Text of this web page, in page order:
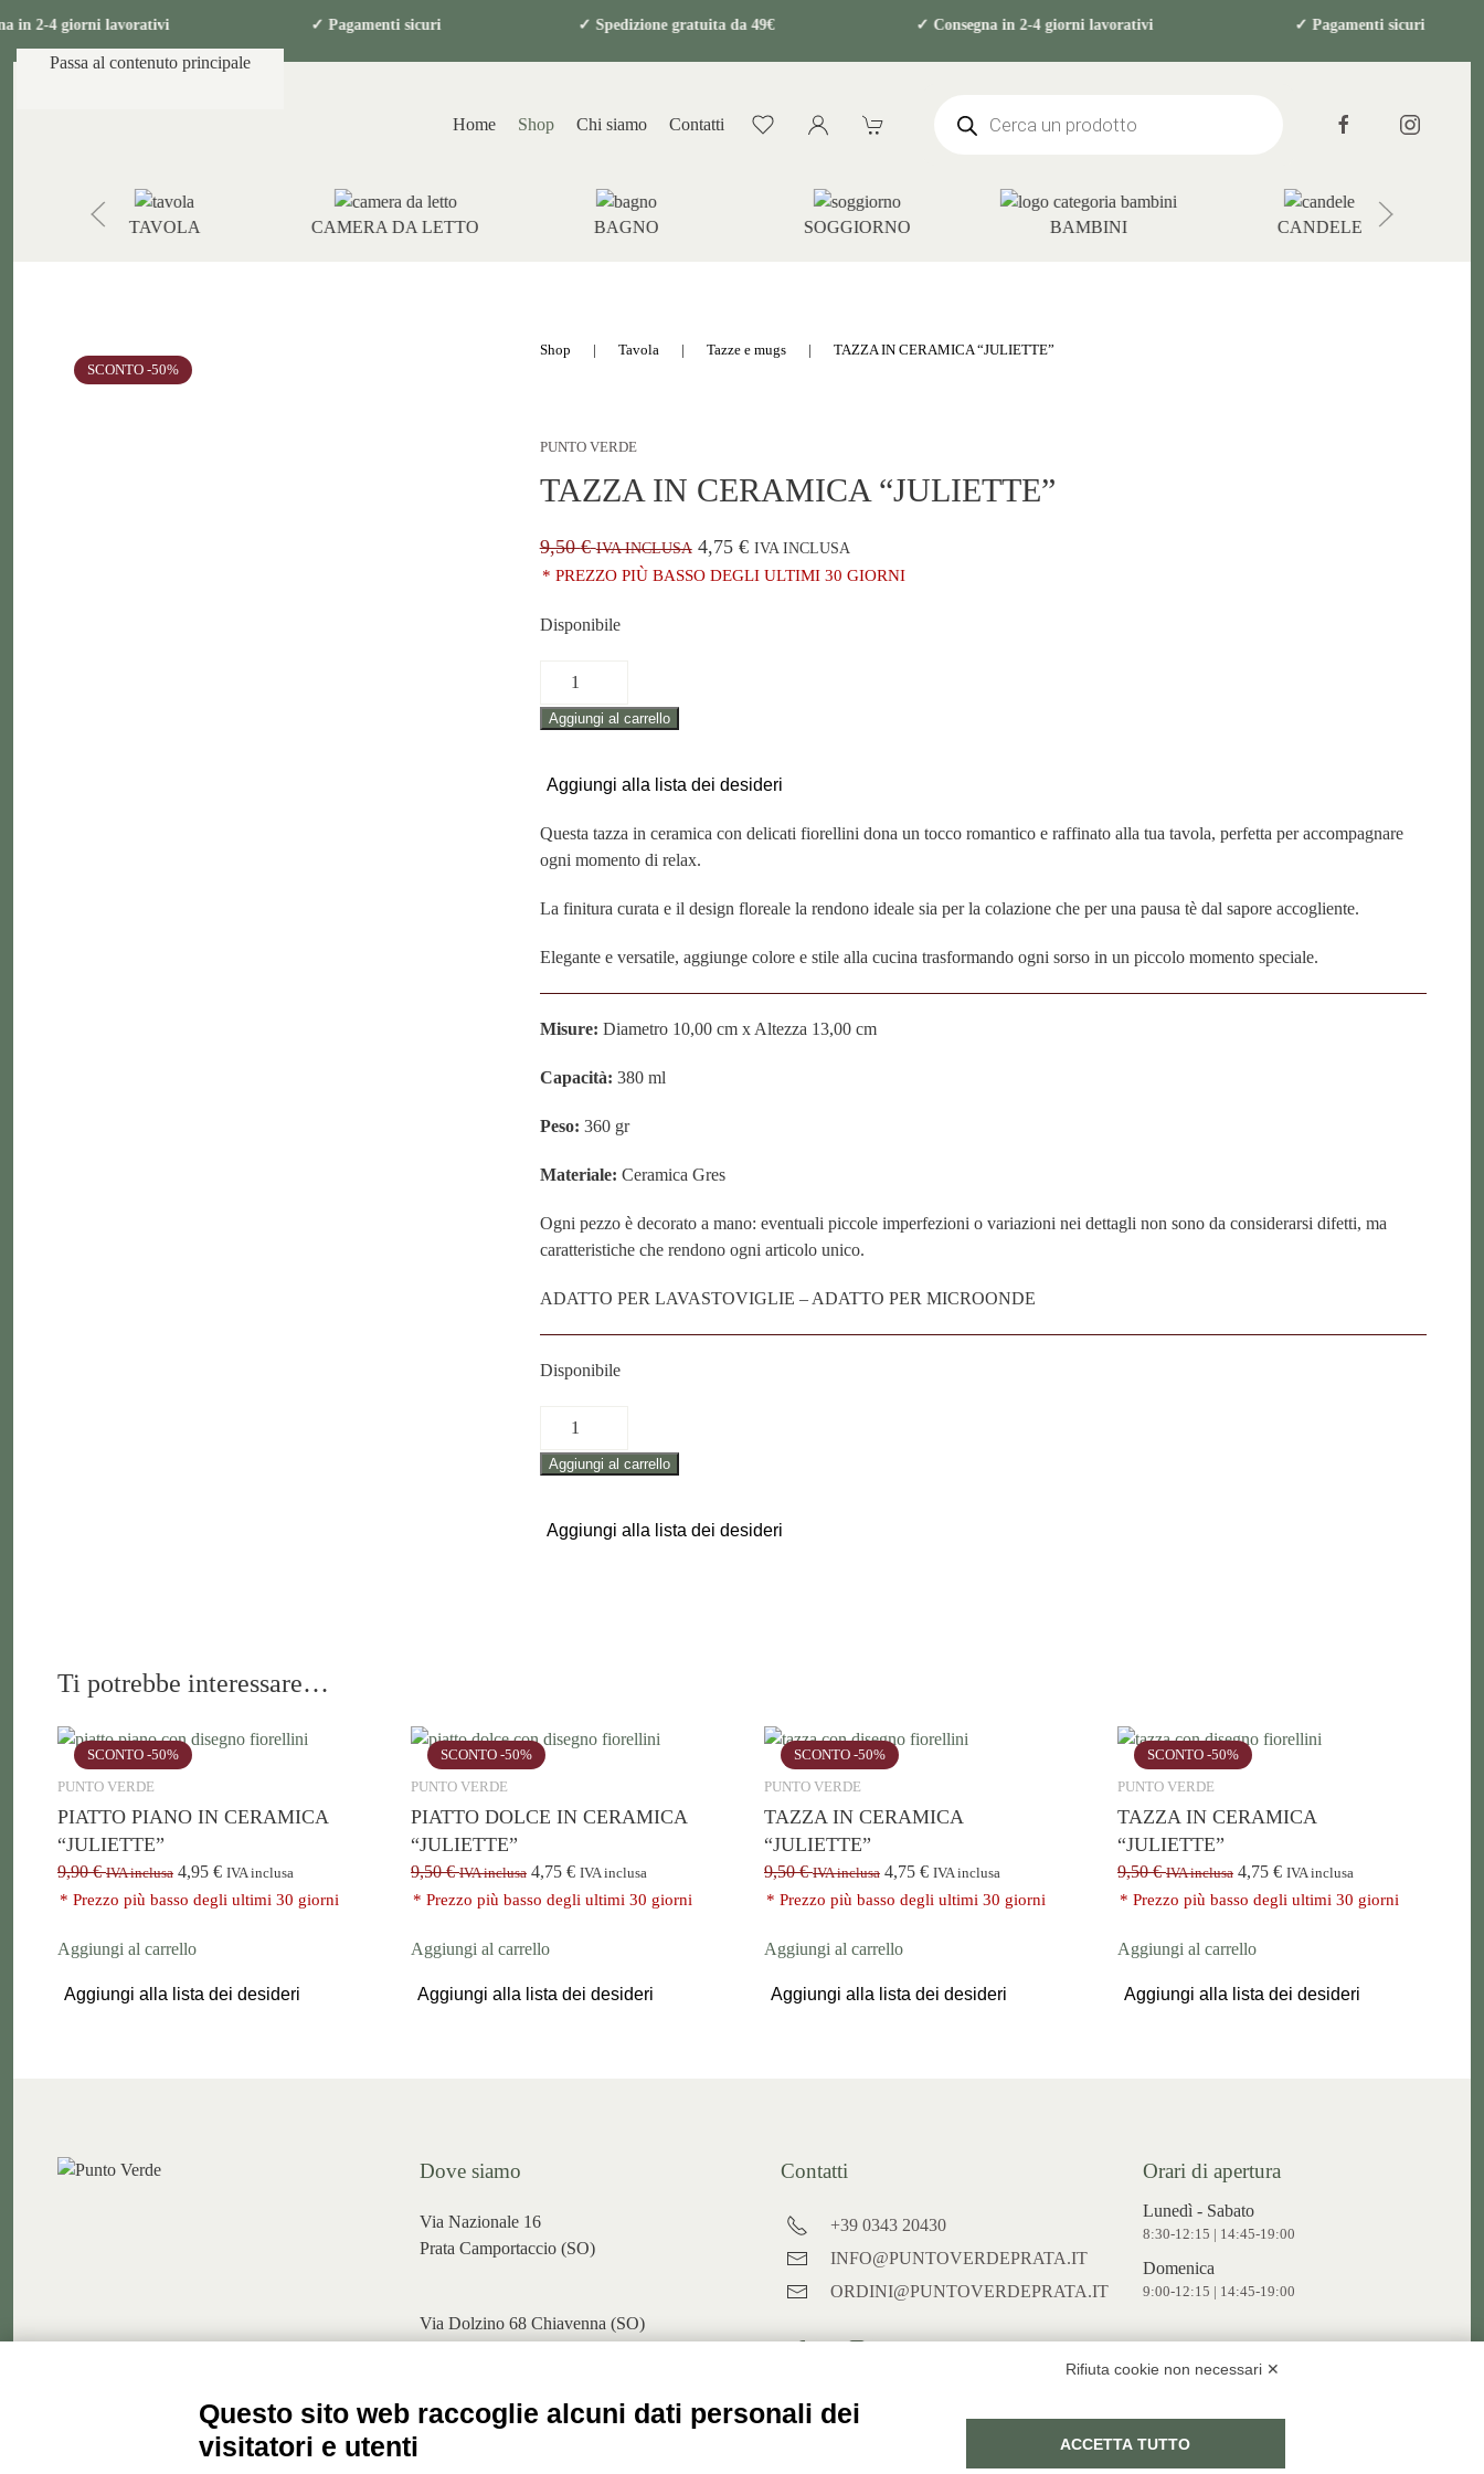
in 2-4 giorni lavorativi ✓ Pagamenti sicuri ✓ Spedizione gratuita da 49€ ✓ Consegna in 2-4 giorni lavorativi ✓ Pagamenti
Passa al contenuto principale
Home Shop Chi siamo Contatti
search
TAVOLA CAMERA DA LETTO BAGNO SOGGIORNO BAMBINI CANDELE
SCONTO -50%
Shop Tavola Tazze e mugs TAZZA IN CERAMICA “JULIETTE”
PUNTO VERDE
TAZZA IN CERAMICA “JULIETTE”
9,50€ IVA INCLUSA 4,75 € IVA INCLUSA
* PREZZO PIÙ BASSO DEGLI ULTIMI 30 GIORNI
Disponibile
TAZZA
CERAMICA
quantità
Aggiungi al carrello
Aggiungi alla lista dei desideri
Questa tazza in ceramica con delicati fiorellini dona un tocco romantico e raffinato alla tua tavola, perfetta per accompagnare
ogni momento di relax.
La finitura curata e il design floreale la rendono ideale sia per la colazione che per una pausa tè dal sapore accogliente.
Elegante e versatile, aggiunge colore e stile alla cucina trasformando ogni sorso in un piccolo momento speciale.
Misure: Diametro 10,00 cm x Altezza 13,00 cm
Capacità: 380 ml
Peso: 360 gr
Materiale: Ceramica Gres
Ogni pezzo è decorato a mano: eventuali piccole imperfezioni o variazioni nei dettagli non sono da considerarsi difetti, ma
caratteristiche che rendono ogni articolo unico.
ADATTO PER LAVASTOVIGLIE – ADATTO PER MICROONDE
Disponibile
TAZZA
CERAMICA
quantità
Aggiungi al carrello
Aggiungi alla lista dei desideri
Ti potrebbe interessare…
SCONTO -50%
PUNTO VERDE
PIATTO PIANO IN CERAMICA
“JULIETTE”
9,90€ IVA inclusa 4,95 € IVA inclusa
* Prezzo più basso degli ultimi 30 giorni
Aggiungi al carrello
Aggiungi alla lista dei desideri
SCONTO -50%
PUNTO VERDE
PIATTO DOLCE IN CERAMICA
“JULIETTE”
9,50€ IVA inclusa 4,75 € IVA inclusa
* Prezzo più basso degli ultimi 30 giorni
Aggiungi al carrello
Aggiungi alla lista dei desideri
SCONTO -50%
PUNTO VERDE
TAZZA IN CERAMICA
“JULIETTE”
9,50€ IVA inclusa 4,75 € IVA inclusa
* Prezzo più basso degli ultimi 30 giorni
Aggiungi al carrello
Aggiungi alla lista dei desideri
SCONTO -50%
PUNTO VERDE
TAZZA IN CERAMICA
“JULIETTE”
9,50€ IVA inclusa 4,75 € IVA inclusa
* Prezzo più basso degli ultimi 30 giorni
Aggiungi al carrello
Aggiungi alla lista dei desideri
Dove siamo
Via Nazionale 16
Prata Camportaccio (SO)
Via Dolzino 68 Chiavenna (SO)
Contatti
+39 0343 20430
INFO@PUNTOVERDEPRATA.IT
ORDINI@PUNTOVERDEPRATA.IT
Orari di apertura
Lunedì - Sabato
8:30-12:15 | 14:45-19:00
Domenica
9:00-12:15 | 14:45-19:00
Rifiuta cookie non necessari ✕
Questo sito web raccoglie alcuni dati personali dei
visitatori e utenti
ACCETTA TUTTO